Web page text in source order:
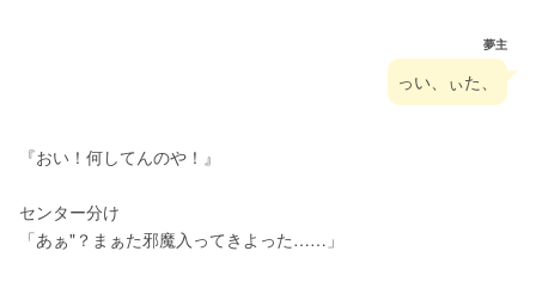
夢主
っい、ぃた、
『おい！何してんのや！』
センター分け
「あぁ"？まぁた邪魔入ってきよった……」